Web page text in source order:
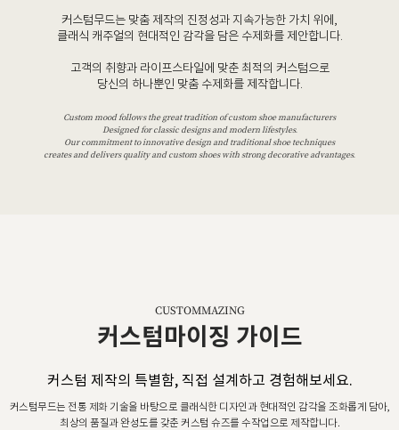
커스텀무드는 맞춤 제작의 진정성과 지속가능한 가치 위에,
클래식 캐주얼의 현대적인 감각을 담은 수제화를 제안합니다.
고객의 취향과 라이프스타일에 맞춘 최적의 커스텀으로
당신의 하나뿐인 맞춤 수제화를 제작합니다.
Custom mood follows the great tradition of custom shoe manufacturers
Designed for classic designs and modern lifestyles.
Our commitment to innovative design and traditional shoe techniques
creates and delivers quality and custom shoes with strong decorative advantages.
CUSTOMMAZING
커스텀마이징 가이드
커스텀 제작의 특별함, 직접 설계하고 경험해보세요.
커스텀무드는 전통 제화 기술을 바탕으로 클래식한 디자인과 현대적인 감각을 조화롭게 담아,
최상의 품질과 완성도를 갖춘 커스텀 슈즈를 수작업으로 제작합니다.